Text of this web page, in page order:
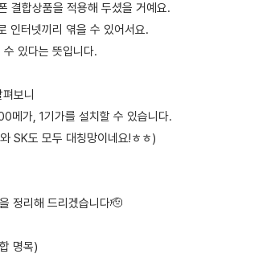
결합상품을 적용해 두셨을 거예요.
인터넷끼리 엮을 수 있어서요.
있다는 뜻입니다.
보니
메가, 1기가를 설치할 수 있습니다.
SK도 모두 대칭망이네요!ㅎㅎ)
정리해 드리겠습니다🫡
명목)